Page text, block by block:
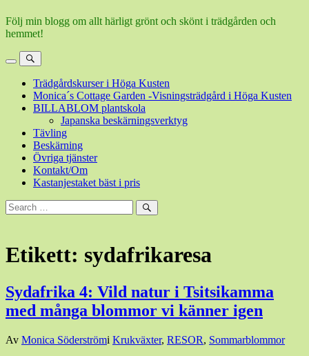
Följ min blogg om allt härligt grönt och skönt i trädgården och
hemmet!
MenySök
Trädgårdskurser i Höga Kusten
Monica´s Cottage Garden -Visningsträdgård i Höga Kusten
BILLABLOM plantskola
Japanska beskärningsverktyg
Tävling
Beskärning
Övriga tjänster
Kontakt/Om
Kastanjestaket bäst i pris
Sök
efter:
Sök
Etikett: sydafrikaresa
Sydafrika 4: Vild natur i Tsitsikamma
med många blommor vi känner igen
Den
Av Monica Söderströmi Krukväxter, RESOR, Sommarblommor